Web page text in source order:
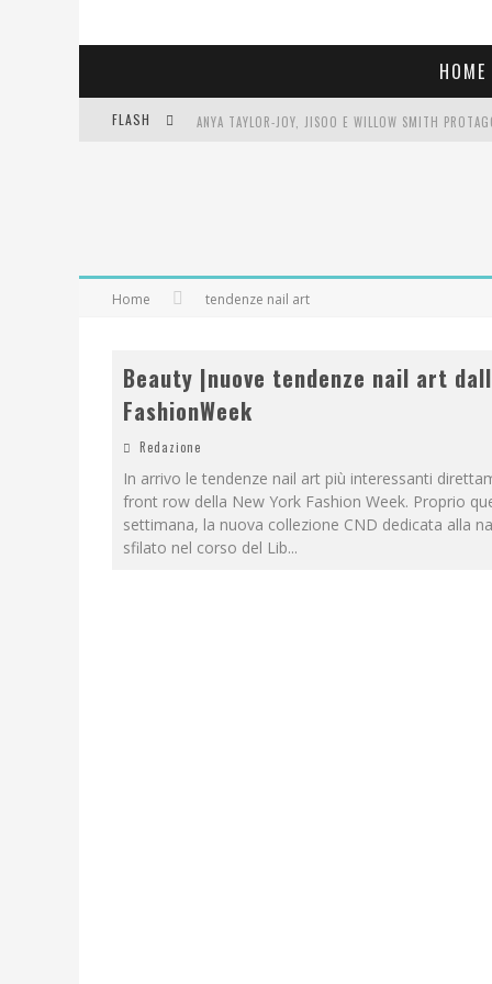
HOME
FLASH
COSA VEDIAMO QUESTA SERA? TE LO DICO IO:
Home tendenze nail art
Beauty |nuove tendenze nail art
FashionWeek
Redazione
In arrivo le tendenze nail art più interessanti
front row della New York Fashion Week. Proprio
settimana, la nuova collezione CND dedicata alla
sfilato nel corso del Lib...